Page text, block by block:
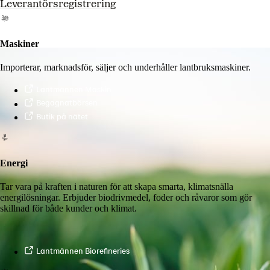
Maskiner
Importerar, marknadsför, säljer och underhåller lantbruksmaskiner.
Butik på nätet
Energi
Tar vara på kraften i naturen för att skapa smarta, klimatsnälla
energilösningar. Erbjuder biodrivmedel, foder och råvaror som gör
skillnad för både kunder och klimat.
Lantmännen Biorefineries
Leverantörsregistrering